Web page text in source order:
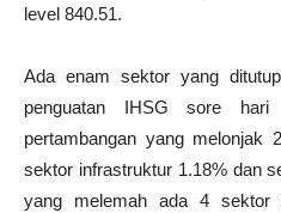
level 840.51.
Ada enam sektor yang
penguatan IHSG sore
pertambangan yang melonjak
sektor infrastruktur 1.18% dan
yang melemah ada 4 sektor